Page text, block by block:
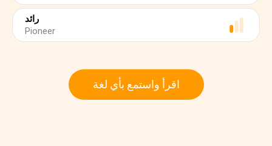
رائد
Pioneer
اقرأ واستمع بأي لغة